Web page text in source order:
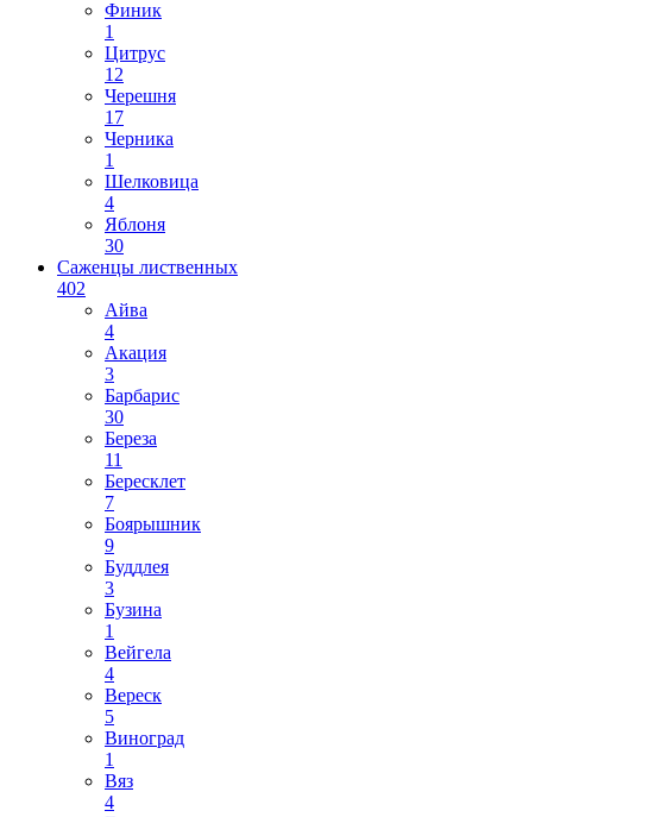
Финик
1
Цитрус
12
Черешня
17
Черника
1
Шелковица
4
Яблоня
30
Саженцы лиственных
402
Айва
4
Акация
3
Барбарис
30
Береза
11
Бересклет
7
Боярышник
9
Буддлея
3
Бузина
1
Вейгела
4
Вереск
5
Виноград
1
Вяз
4